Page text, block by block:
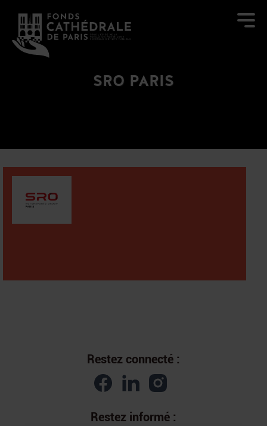
SRO PARIS
Restez connecté :
Restez informé :